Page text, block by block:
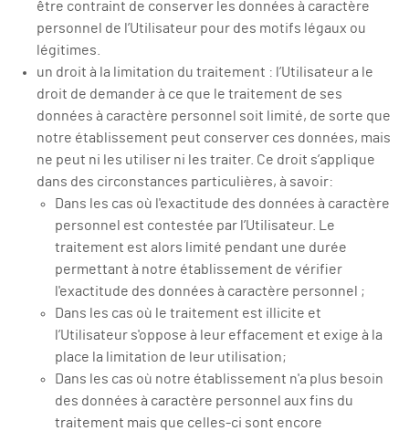
être contraint de conserver les données à caractère
personnel de l’Utilisateur pour des motifs légaux ou
légitimes.
un droit à la limitation du traitement : l’Utilisateur a le
droit de demander à ce que le traitement de ses
données à caractère personnel soit limité, de sorte que
notre établissement peut conserver ces données, mais
ne peut ni les utiliser ni les traiter. Ce droit s’applique
dans des circonstances particulières, à savoir:
Dans les cas où l'exactitude des données à caractère
personnel est contestée par l’Utilisateur. Le
traitement est alors limité pendant une durée
permettant à notre établissement de vérifier
l'exactitude des données à caractère personnel ;
Dans les cas où le traitement est illicite et
l’Utilisateur s'oppose à leur effacement et exige à la
place la limitation de leur utilisation;
Dans les cas où notre établissement n'a plus besoin
des données à caractère personnel aux fins du
traitement mais que celles-ci sont encore